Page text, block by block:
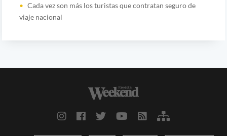
Cada vez son más los turistas que contratan seguro de
viaje nacional